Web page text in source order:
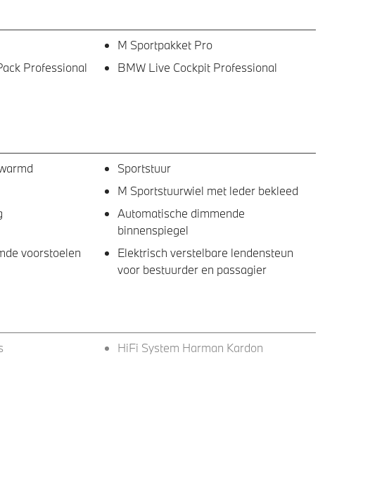
M Sportpakket Pro
Professional
BMW Live Cockpit Professional
Sportstuur
M Sportstuurwiel met leder bekleed
Automatische dimmende
binnenspiegel
voorstoelen
Elektrisch verstelbare lendensteun
voor bestuurder en passagier
HiFi System Harman Kardon